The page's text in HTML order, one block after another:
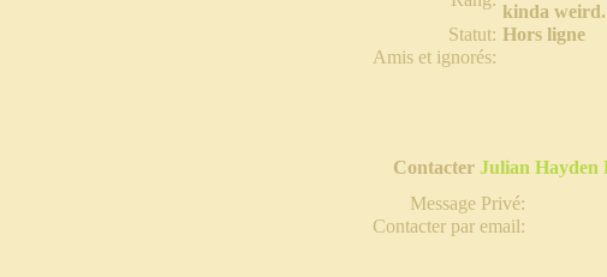
kinda weird.
Statut: Hors ligne
Amis et ignorés:
Contacter Julian Hayden
Message Privé:
Contacter par email: